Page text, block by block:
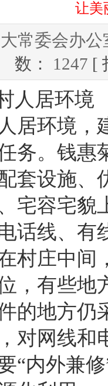
让美
常委会办
数： 1247 [
居环境
环境，
务。钱惠
套设施、
宅容宅貌
线、有
村庄中间
，有些地
的地方
对网线和
“内外兼